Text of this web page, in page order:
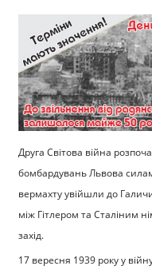
Друга Світова війна
бомбардувань Львова
вермахту увійшли до
між Гітлером та Сталіним
захід.
17 вересня 1939 року у